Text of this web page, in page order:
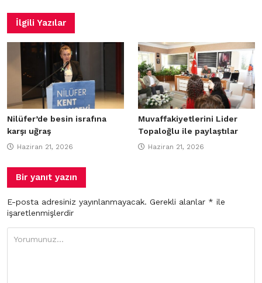
İlgili Yazılar
Nilüfer’de besin israfına
karşı uğraş
Haziran 21, 2026
Muvaffakiyetlerini Lider
Topaloğlu ile paylaştılar
Haziran 21, 2026
Bir yanıt yazın
E-posta adresiniz yayınlanmayacak. Gerekli alanlar * ile
işaretlenmişlerdir